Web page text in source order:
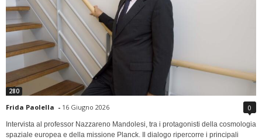
280
Frida Paolella - 16 Giugno 2026 0
Intervista al professor Nazzareno Mandolesi, tra i protagonisti della cosmologia
spaziale europea e della missione Planck. Il dialogo ripercorre i principali